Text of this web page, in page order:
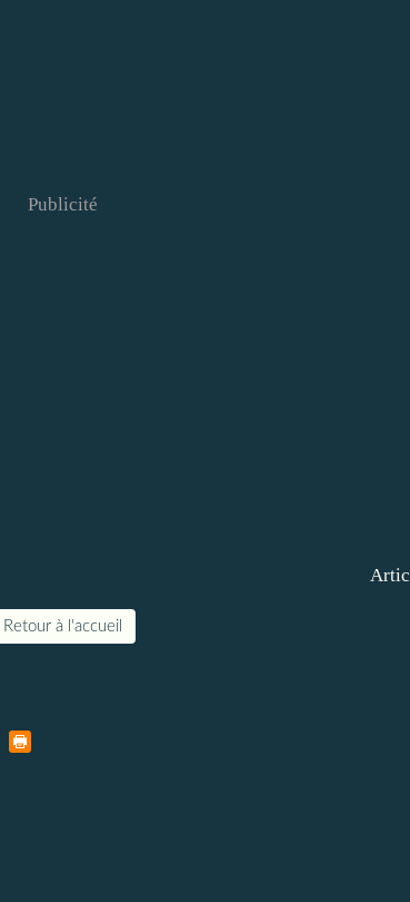
Publicité
Retour à l'accueil